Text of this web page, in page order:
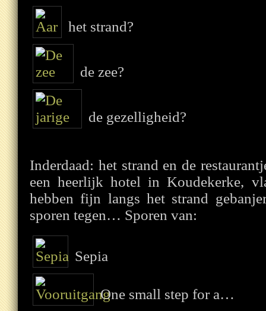
het strand?
de zee?
de gezelligheid?
Inderdaad: het strand en de
een heerlijk hotel in Koudekerke,
hebben fijn langs het strand
sporen tegen… Sporen van:
Sepia
One small step for a…